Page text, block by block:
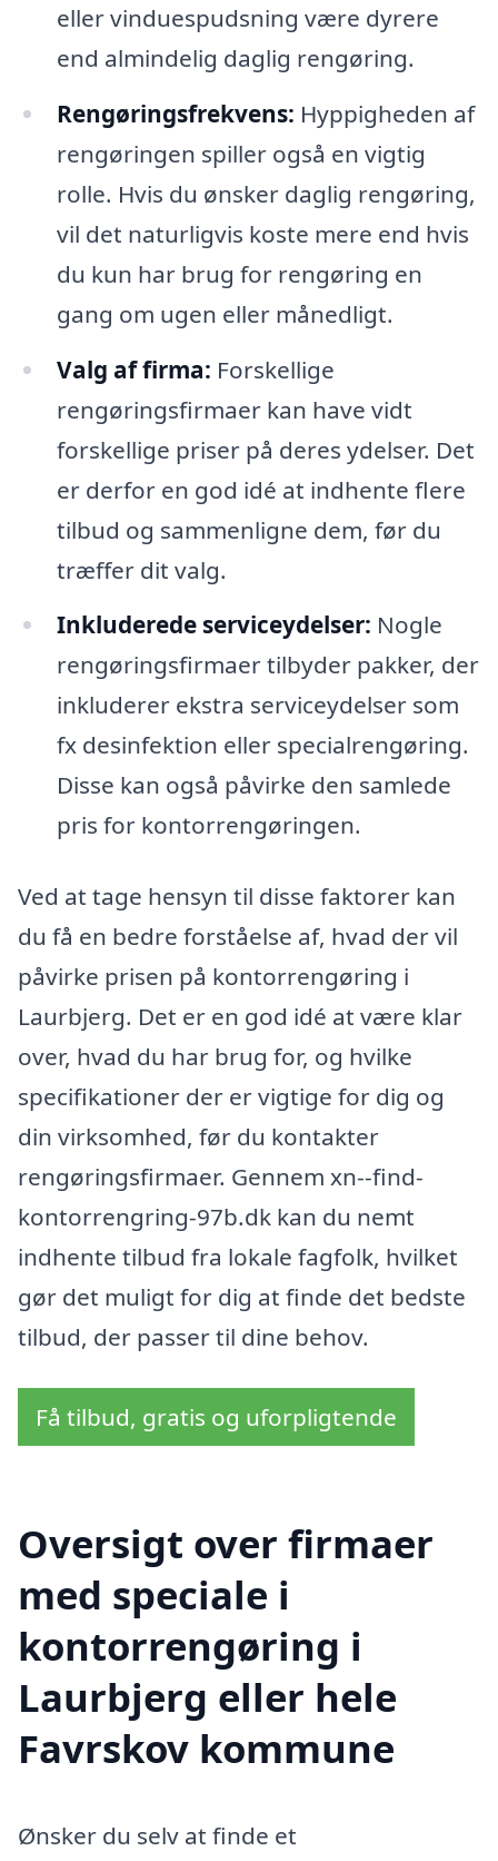
eller vinduespudsning være dyrere
end almindelig daglig rengøring.
Rengøringsfrekvens: Hyppigheden af
rengøringen spiller også en vigtig
rolle. Hvis du ønsker daglig rengøring,
vil det naturligvis koste mere end hvis
du kun har brug for rengøring en
gang om ugen eller månedligt.
Valg af firma: Forskellige
rengøringsfirmaer kan have vidt
forskellige priser på deres ydelser. Det
er derfor en god idé at indhente flere
tilbud og sammenligne dem, før du
træffer dit valg.
Inkluderede serviceydelser: Nogle
rengøringsfirmaer tilbyder pakker, der
inkluderer ekstra serviceydelser som
fx desinfektion eller specialrengøring.
Disse kan også påvirke den samlede
pris for kontorrengøringen.
Ved at tage hensyn til disse faktorer kan
du få en bedre forståelse af, hvad der vil
påvirke prisen på kontorrengøring i
Laurbjerg. Det er en god idé at være klar
over, hvad du har brug for, og hvilke
specifikationer der er vigtige for dig og
din virksomhed, før du kontakter
rengøringsfirmaer. Gennem xn--find-
kontorrengring-97b.dk kan du nemt
indhente tilbud fra lokale fagfolk, hvilket
gør det muligt for dig at finde det bedste
tilbud, der passer til dine behov.
Få tilbud, gratis og uforpligtende
Oversigt over firmaer
med speciale i
kontorrengøring i
Laurbjerg eller hele
Favrskov kommune
Ønsker du selv at finde et